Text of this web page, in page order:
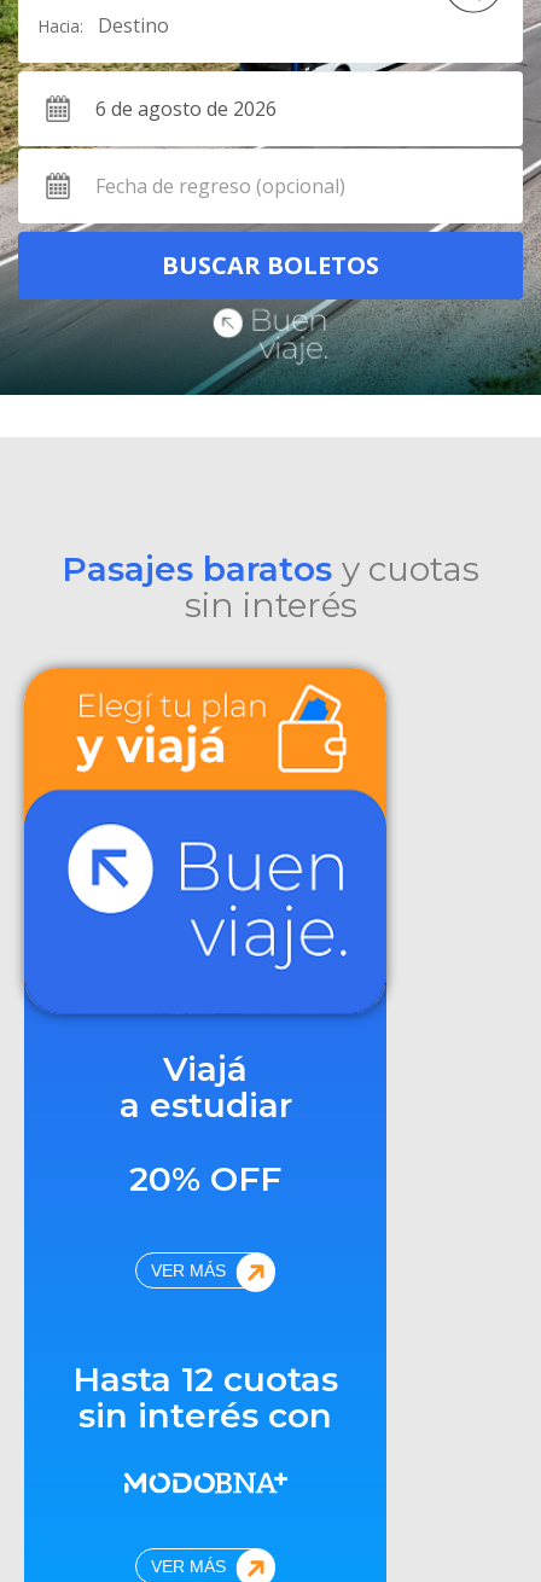
Pasajes baratos y cuotas
sin interés
Viajá
a estudiar
20% OFF
VER MÁS
Hasta 12 cuotas
sin interés con
VER MÁS